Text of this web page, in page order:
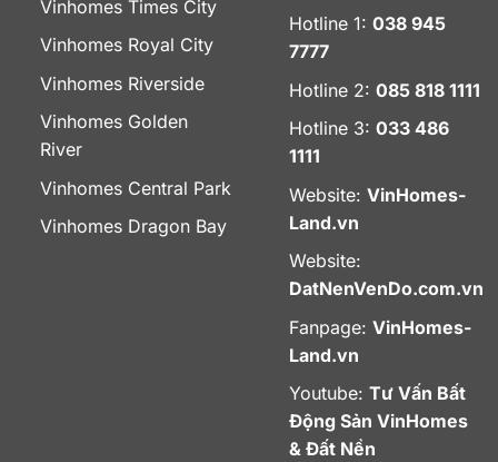
Vinhomes Times City
Vinhomes Royal City
Vinhomes Riverside
Vinhomes Golden
River
Vinhomes Central Park
Vinhomes Dragon Bay
Hotline 1: 038 945
7777
Hotline 2: 085 818 1111
Hotline 3: 033 486
1111
Website: VinHomes-
Land.vn
Website:
DatNenVenDo.com.vn
Fanpage: VinHomes-
Land.vn
Youtube: Tư Vấn Bất
Động Sản VinHomes
& Đất Nền